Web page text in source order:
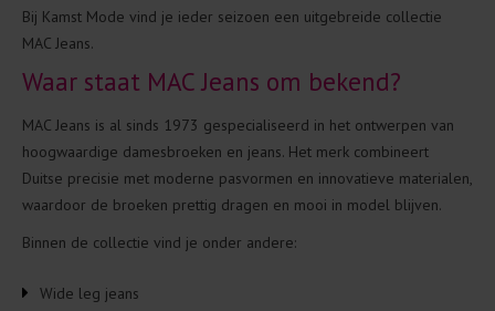
Bij Kamst Mode vind je ieder seizoen een uitgebreide collectie
MAC Jeans.
Waar staat MAC Jeans om bekend?
MAC Jeans is al sinds 1973 gespecialiseerd in het ontwerpen van
hoogwaardige damesbroeken en jeans. Het merk combineert
Duitse precisie met moderne pasvormen en innovatieve materialen,
waardoor de broeken prettig dragen en mooi in model blijven.
Binnen de collectie vind je onder andere:
Wide leg jeans